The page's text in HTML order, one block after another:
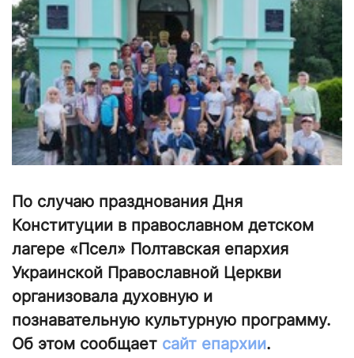
По случаю празднования Дня
Конституции в православном детском
лагере «Псел» Полтавская епархия
Украинской Православной Церкви
организовала духовную и
познавательную культурную программу.
Об этом сообщает сайт епархии.